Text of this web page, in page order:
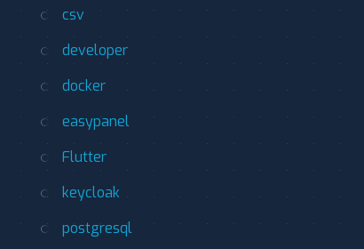
csv
developer
docker
easypanel
Flutter
keycloak
postgresql